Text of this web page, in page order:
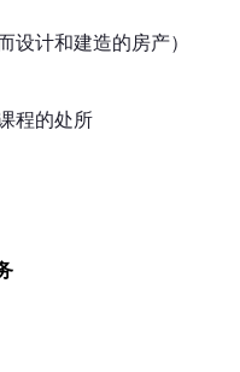
设计和建造的房产）
程的处所